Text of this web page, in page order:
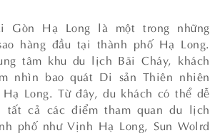
Gòn Hạ Long là một trong những
hàng đầu tại thành phố Hạ Long.
tâm khu du lịch Bãi Cháy, khách
nhìn bao quát Di sản Thiên nhiên
Long. Từ đây, du khách có thể dễ
tất cả các điểm tham quan du lịch
phố như Vịnh Hạ Long, Sun Wolrd